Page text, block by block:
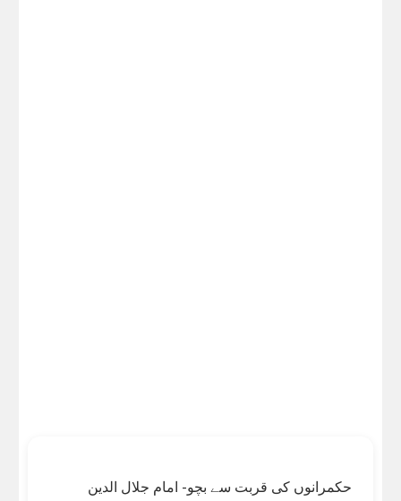
حکمرانوں کی قربت سے بچو- امام جلال الدین